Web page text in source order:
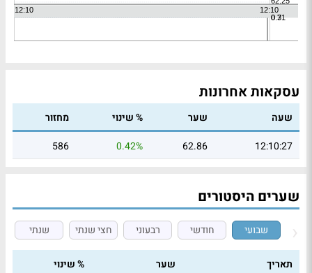
עסקאות אחרונות
שעה שער % שינוי
מחזור
12:10:27
62.86
0.42%
586
שערים היסטורים
שבועי חודשי רבעוני חצי שנתי שנתי
תאריך שער
% שינוי